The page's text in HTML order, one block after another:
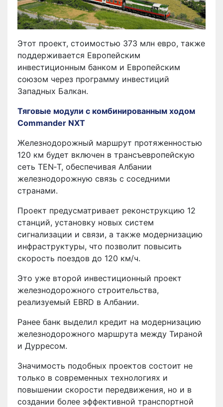
Этот проект, стоимостью 373 млн евро, также
поддерживается Европейским
инвестиционным банком и Европейским
союзом через программу инвестиций
Западных Балкан.
Тяговые модули с комбинированным ходом
Commander NXT
Железнодорожный маршрут протяженностью
120 км будет включен в трансъевропейскую
сеть TEN‑T, обеспечивая Албании
железнодорожную связь с соседними
странами.
Проект предусматривает реконструкцию 12
станций, установку новых систем
сигнализации и связи, а также модернизацию
инфраструктуры, что позволит повысить
скорость поездов до 120 км/ч.
Это уже второй инвестиционный проект
железнодорожного строительства,
реализуемый EBRD в Албании.
Ранее банк выделил кредит на модернизацию
железнодорожного маршрута между Тираной
и Дурресом.
Значимость подобных проектов состоит не
только в современных технологиях и
повышении скорости передвижения, но и в
создании более эффективной транспортной